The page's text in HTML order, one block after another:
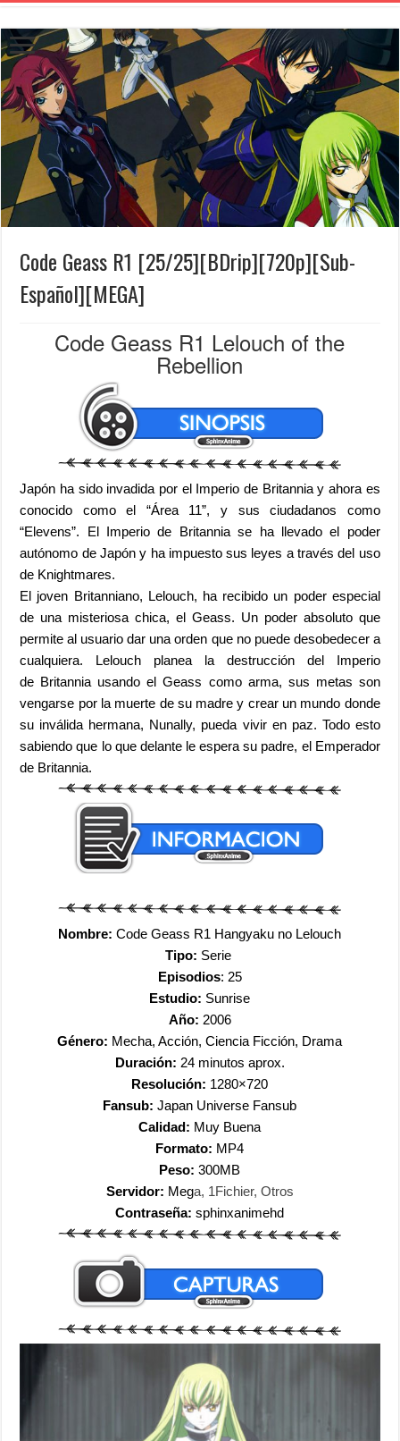
Code Geass R1 [25/25][BDrip][720p][Sub-
Español][MEGA]
Code Geass R1 Lelouch of the
Rebellion
Japón ha sido invadida por el Imperio de Britannia y ahora es
conocido como el “Área 11”, y sus ciudadanos como
“Elevens”. El Imperio de Britannia se ha llevado el poder
autónomo de Japón y ha impuesto sus leyes a través del uso
de Knightmares.
El joven Britanniano, Lelouch, ha recibido un poder especial
de una misteriosa chica, el Geass. Un poder absoluto que
permite al usuario dar una orden que no puede desobedecer a
cualquiera. Lelouch planea la destrucción del Imperio
de Britannia usando el Geass como arma, sus metas son
vengarse por la muerte de su madre y crear un mundo donde
su inválida hermana, Nunally, pueda vivir en paz. Todo esto
sabiendo que lo que delante le espera su padre, el Emperador
de Britannia.
Nombre: Code Geass R1 Hangyaku no Lelouch
Tipo: Serie
Episodios: 25
Estudio: Sunrise
Año: 2006
Género: Mecha, Acción, Ciencia Ficción, Drama
Duración: 24 minutos aprox.
Resolución: 1280×720
Fansub: Japan Universe Fansub
Calidad: Muy Buena
Formato: MP4
Peso: 300MB
Servidor: Mega, 1Fichier, Otros
Contraseña: sphinxanimehd